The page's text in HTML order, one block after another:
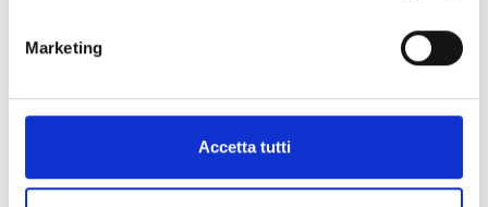
Marketing
Accetta tutti